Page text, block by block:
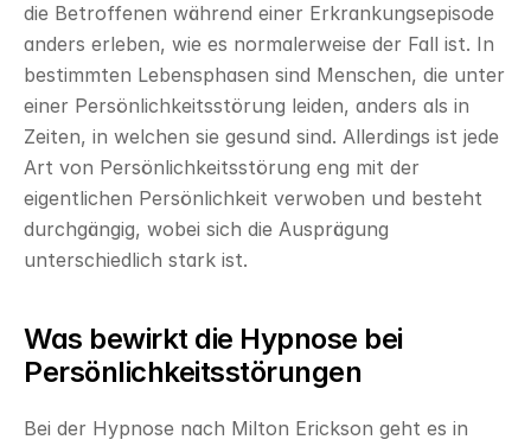
die Betroffenen während einer Erkrankungsepisode
anders erleben, wie es normalerweise der Fall ist. In
bestimmten Lebensphasen sind Menschen, die unter
einer Persönlichkeitsstörung leiden, anders als in
Zeiten, in welchen sie gesund sind. Allerdings ist jede
Art von Persönlichkeitsstörung eng mit der
eigentlichen Persönlichkeit verwoben und besteht
durchgängig, wobei sich die Ausprägung
unterschiedlich stark ist.
Was bewirkt die Hypnose bei
Persönlichkeitsstörungen
Bei der Hypnose nach Milton Erickson geht es in